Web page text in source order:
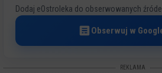
Dodaj eOstroleka do obserwowanych
Obserwuj w
REKLAMA